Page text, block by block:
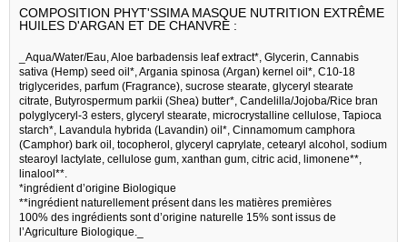
COMPOSITION PHYT'SSIMA MASQUE NUTRITION EXTRÊME
HUILES D'ARGAN ET DE CHANVRE :
_Aqua/Water/Eau, Aloe barbadensis leaf extract*, Glycerin, Cannabis
sativa (Hemp) seed oil*, Argania spinosa (Argan) kernel oil*, C10-18
triglycerides, parfum (Fragrance), sucrose stearate, glyceryl stearate
citrate, Butyrospermum parkii (Shea) butter*, Candelilla/Jojoba/Rice bran
polyglyceryl-3 esters, glyceryl stearate, microcrystalline cellulose, Tapioca
starch*, Lavandula hybrida (Lavandin) oil*, Cinnamomum camphora
(Camphor) bark oil, tocopherol, glyceryl caprylate, cetearyl alcohol, sodium
stearoyl lactylate, cellulose gum, xanthan gum, citric acid, limonene**,
linalool**.
*ingrédient d’origine Biologique
**ingrédient naturellement présent dans les matières premières
100% des ingrédients sont d’origine naturelle 15% sont issus de
l’Agriculture Biologique._